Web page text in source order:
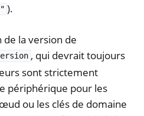
).
de la version de
, qui devrait toujours
sont strictement
périphérique pour les
ou les clés de domaine